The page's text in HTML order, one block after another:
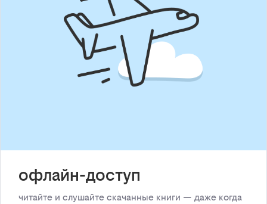
офлайн-доступ
читайте и слушайте скачанные книги — даже когда